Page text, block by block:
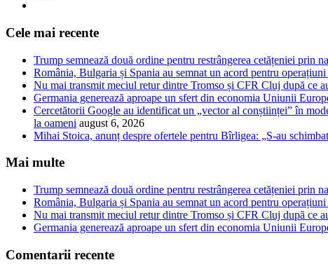
Cele mai recente
Trump semnează două ordine pentru restrângerea cetățeniei prin
România, Bulgaria și Spania au semnat un acord pentru
Nu mai transmit meciul retur dintre Tromso și CFR Cluj după ce
Germania generează aproape un sfert din economia Uniunii
Cercetătorii Google au identificat un „vector al conștiinței” în
la oameni august 6, 2026
Mihai Stoica, anunț despre ofertele pentru Bîrligea: „S-au
Mai multe
Trump semnează două ordine pentru restrângerea cetățeniei prin
România, Bulgaria și Spania au semnat un acord pentru
Nu mai transmit meciul retur dintre Tromso și CFR Cluj după ce
Germania generează aproape un sfert din economia Uniunii
Comentarii recente